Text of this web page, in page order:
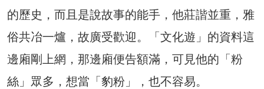
的歷史，而且是說故事的能手，他莊諧並重，雅
俗共冶一爐，故廣受歡迎。「文化遊」的資料這
邊廂剛上網，那邊廂便告額滿，可見他的「粉
絲」眾多，想當「豹粉」，也不容易。